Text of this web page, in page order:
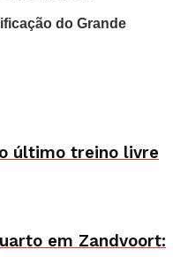
do Grande
último treino livre
em Zandvoort: